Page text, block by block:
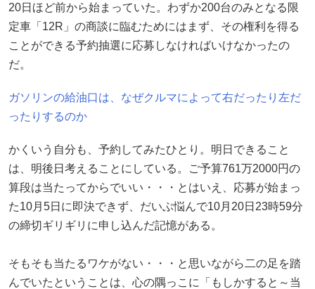
20日ほど前から始まっていた。わずか200台のみとなる限
定車「12R」の商談に臨むためにはまず、その権利を得る
ことができる予約抽選に応募しなければいけなかったの
だ。
ガソリンの給油口は、なぜクルマによって右だったり左だ
ったりするのか
かくいう自分も、予約してみたひとり。明日できること
は、明後日考えることにしている。ご予算761万2000円の
算段は当たってからでいい・・・とはいえ、応募が始まっ
た10月5日に即決できず、だいぶ悩んで10月20日23時59分
の締切ギリギリに申し込んだ記憶がある。
そもそも当たるワケがない・・・と思いながら二の足を踏
んでいたということは、心の隅っこに「もしかすると～当